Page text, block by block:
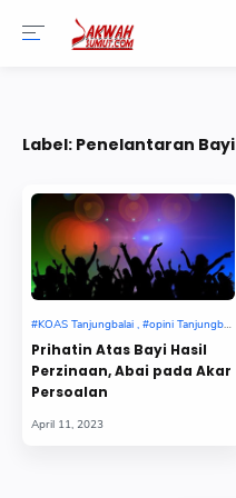
Label: Penelantaran Bayi
Prihatin Atas Bayi Hasil
Perzinaan, Abai pada Akar
Persoalan